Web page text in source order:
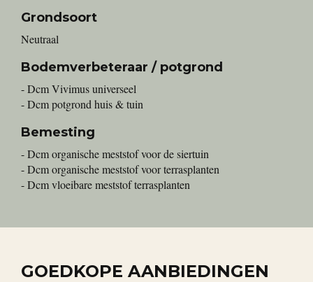
Grondsoort
Neutraal
Bodemverbeteraar / potgrond
- Dcm Vivimus universeel
- Dcm potgrond huis & tuin
Bemesting
- Dcm organische meststof voor de siertuin
- Dcm organische meststof voor terrasplanten
- Dcm vloeibare meststof terrasplanten
GOEDKOPE AANBIEDINGEN